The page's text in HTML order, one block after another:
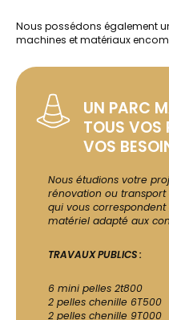
Nous possédons également
machines et matériaux
UN PARC
TOUS VOS
VOS
Nous étudions votre
rénovation ou
qui vous
matériel adapté aux
TRAVAUX PUBLICS :
6 mini pelles 2t800
2 pelles chenille 6T500
2 pelles chenille 9T000